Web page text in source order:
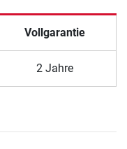
Vollgarantie
2 Jahre